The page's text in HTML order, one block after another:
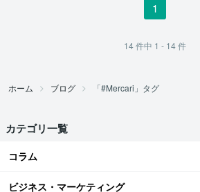
1
14件中 1 - 14件
ホーム ブログ 「#Mercari」タグ
カテゴリ一覧
コラム
ビジネス・マーケティング